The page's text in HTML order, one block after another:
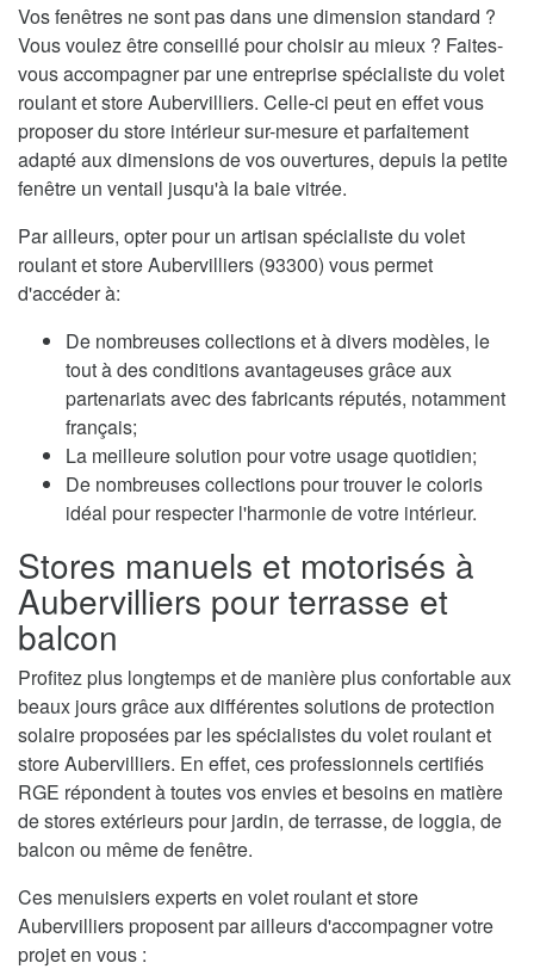
Vos fenêtres ne sont pas dans une dimension standard ?
Vous voulez être conseillé pour choisir au mieux ? Faites-
vous accompagner par une entreprise spécialiste du volet
roulant et store Aubervilliers. Celle-ci peut en effet vous
proposer du store intérieur sur-mesure et parfaitement
adapté aux dimensions de vos ouvertures, depuis la petite
fenêtre un ventail jusqu'à la baie vitrée.
Par ailleurs, opter pour un artisan spécialiste du volet
roulant et store Aubervilliers (93300) vous permet
d'accéder à:
De nombreuses collections et à divers modèles, le
tout à des conditions avantageuses grâce aux
partenariats avec des fabricants réputés, notamment
français;
La meilleure solution pour votre usage quotidien;
De nombreuses collections pour trouver le coloris
idéal pour respecter l'harmonie de votre intérieur.
Stores manuels et motorisés à
Aubervilliers pour terrasse et
balcon
Profitez plus longtemps et de manière plus confortable aux
beaux jours grâce aux différentes solutions de protection
solaire proposées par les spécialistes du volet roulant et
store Aubervilliers. En effet, ces professionnels certifiés
RGE répondent à toutes vos envies et besoins en matière
de stores extérieurs pour jardin, de terrasse, de loggia, de
balcon ou même de fenêtre.
Ces menuisiers experts en volet roulant et store
Aubervilliers proposent par ailleurs d'accompagner votre
projet en vous :